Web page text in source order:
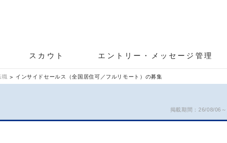
スカウト エントリー・メッセージ管理
職 インサイドセールス（全国居住可／フルリモート）の募集
掲載期間：26/08/06